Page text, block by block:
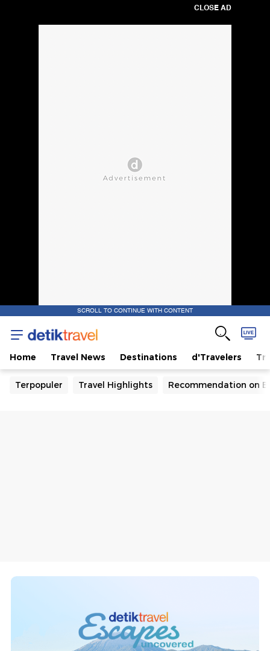
CLOSE AD
SCROLL TO CONTINUE WITH CONTENT
Home Travel News Destinations d'Travelers
Terpopuler Travel Highlights Recommendation on